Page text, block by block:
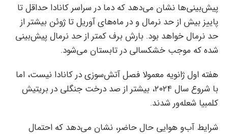
پیش‌بینی‌ها نشان می‌دهد که دما در سراسر کانادا حداقل تا
پاییز بیش از حد نرمال و در ماه‌های آوریل تا ژوئن بیشتر از
حد نرمال خواهد بود. بارش برف کمتر از حد نرمال پیش‌بینی
شده که موجب خشکسالی در تابستان می‌شود.
هفته اول ژانویه معمولا فصل آتش‌سوزی در کانادا نیست، اما
با شروع سال ۲۰۲۴، بیشتر از صد درخت جنگلی در بریتیش
کلمبیا شعله‌ور شدند.
شرایط آب‌و هوایی حال حاضر، نشان‌ می‌دهد که احتمال